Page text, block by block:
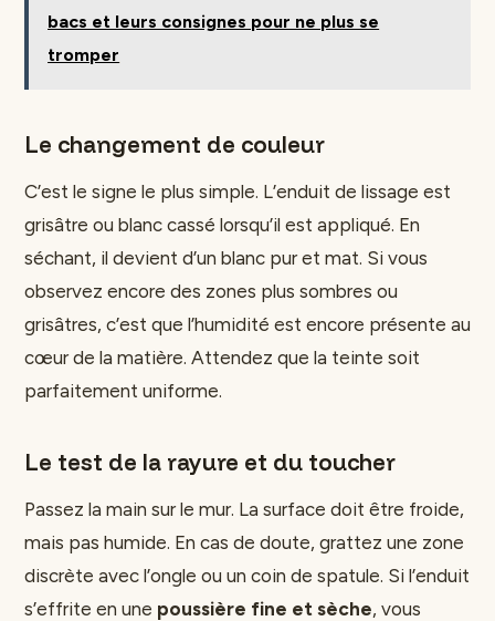
bacs et leurs consignes pour ne plus se
tromper
Le changement de couleur
C’est le signe le plus simple. L’enduit de lissage est
grisâtre ou blanc cassé lorsqu’il est appliqué. En
séchant, il devient d’un blanc pur et mat. Si vous
observez encore des zones plus sombres ou
grisâtres, c’est que l’humidité est encore présente au
cœur de la matière. Attendez que la teinte soit
parfaitement uniforme.
Le test de la rayure et du toucher
Passez la main sur le mur. La surface doit être froide,
mais pas humide. En cas de doute, grattez une zone
discrète avec l’ongle ou un coin de spatule. Si l’enduit
s’effrite en une poussière fine et sèche, vous